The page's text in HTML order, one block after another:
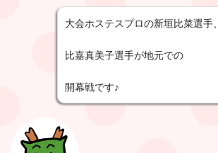
大会ホステスプロの新垣比菜選手、
比嘉真美子選手が地元での
開幕戦です♪